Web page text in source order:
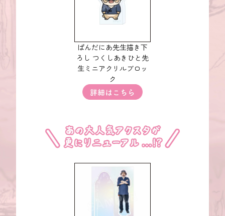
ぱんだにあ先生描き下
ろし つくしあきひと先
生ミニアクリルブロッ
ク